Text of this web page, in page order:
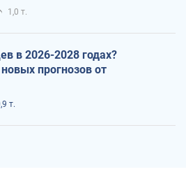
1,0 т.
в 2026-2028 годах?
прогнозов от
т.